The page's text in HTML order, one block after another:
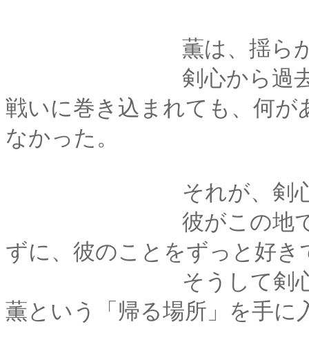
薫は、揺らがな
剣心から過去を告げ
戦いに巻き込まれても、何
なかった。
それが、剣心にとっ
彼がこの地で出逢っ
ずに、彼のことをずっと好き
そうして剣心は、
薫という「帰る場所」を手に